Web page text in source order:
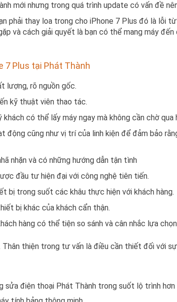
mới nhưng trong quá trình update có vấn đề
phải thay loa trong cho iPhone 7 Plus đó là lỗi
và cách giải quyết là bạn có thể mang máy đến
7 Plus tại Phát Thành
lượng, rõ nguồn gốc.
kỹ thuật viên thao tác.
có thể lấy máy ngay mà không cần chờ qua
động cũng như vị trí của linh kiện để đảm bảo
nhặn và có những hướng dẫn tận tình
đầu tư hiện đại với công nghệ tiên tiến.
bị trong suốt các khâu thực hiện với khách hàng.
bị khác của khách cẩn thận.
hàng có thể tiện so sánh và cân nhắc lựa
Thân thiện trong tư vấn là điều cần thiết đối với
sửa điện thoại Phát Thành trong suốt lộ trình